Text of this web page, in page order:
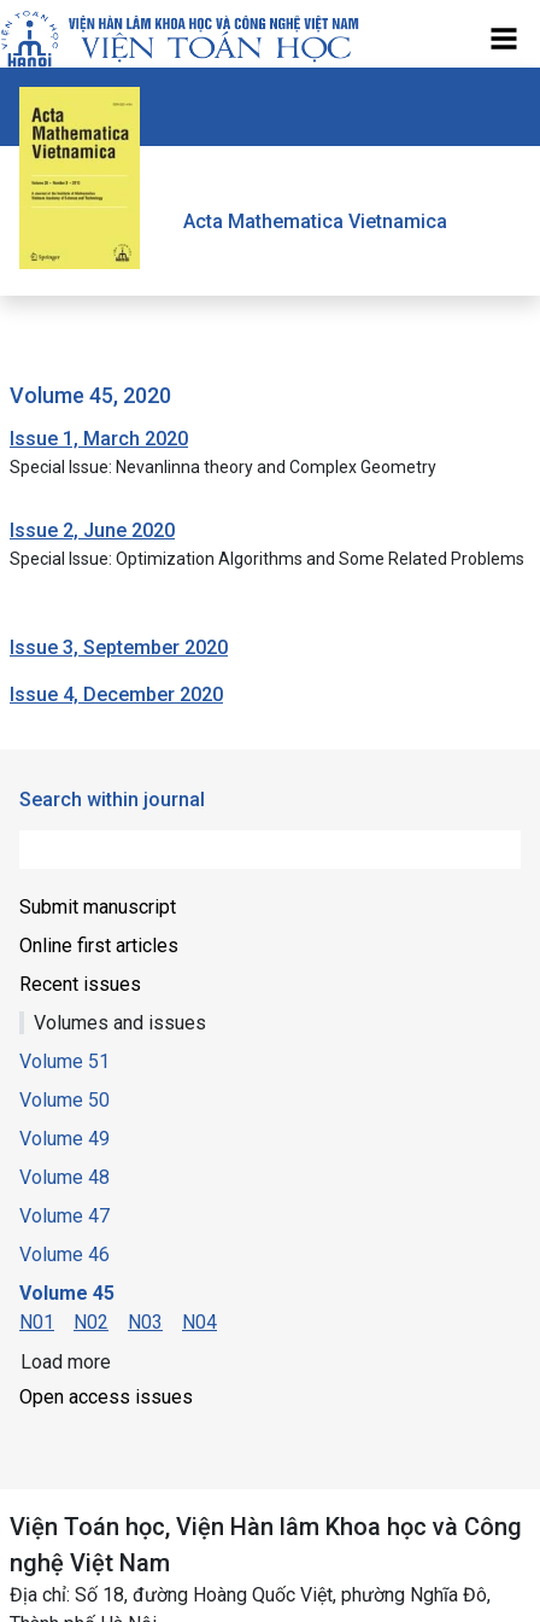
Acta Mathematica Vietnamica
volume 45, 2020
Issue 1, March 2020
Special Issue: Nevanlinna theory and Complex Geometry
Issue 2, June 2020
Special Issue: Optimization Algorithms and Some Related Problems
Issue 3, September 2020
Issue 4, December 2020
Search within journal
Submit manuscript
Online first articles
Recent issues
Volumes and issues
Volume 51
Volume 50
Volume 49
Volume 48
Volume 47
Volume 46
Volume 45
N01
N02 N03
N04
Load more
Open access issues
Viện Toán học, Viện Hàn lâm Khoa học và Công
nghệ Việt Nam
Địa chỉ: Số 18, đường Hoàng Quốc Việt, phường Nghĩa Đô,